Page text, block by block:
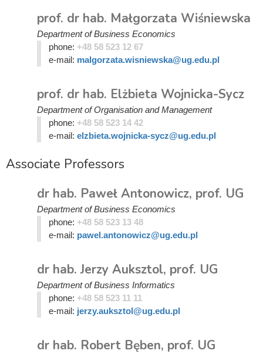
prof. dr hab. Małgorzata Wiśniewska
Department of Business Economics
phone: +48 58 523 12 67
e-mail: malgorzata.wisniewska@ug.edu.pl
prof. dr hab. Elżbieta Wojnicka-Sycz
Department of Organisation and Management
phone: +48 58 523 14 42
e-mail: elzbieta.wojnicka-sycz@ug.edu.pl
Associate Professors
dr hab. Paweł Antonowicz, prof. UG
Department of Business Economics
phone: +48 58 523 13 48
e-mail: pawel.antonowicz@ug.edu.pl
dr hab. Jerzy Auksztol, prof. UG
Department of Business Informatics
phone: +48 58 523 11 11
e-mail: jerzy.auksztol@ug.edu.pl
dr hab. Robert Bęben, prof. UG